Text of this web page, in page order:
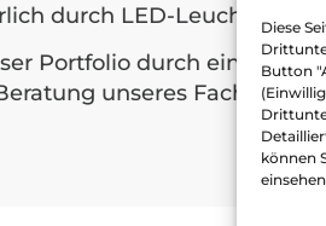
Diese
Button
können
durch LED-Leuchten
Portfolio durch eine
unseres